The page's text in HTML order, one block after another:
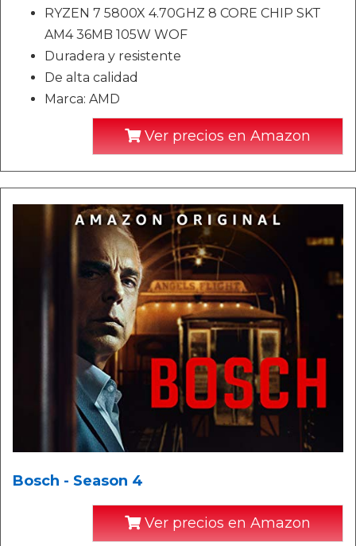
RYZEN 7 5800X 4.70GHZ 8 CORE CHIP SKT
AM4 36MB 105W WOF
Duradera y resistente
De alta calidad
Marca: AMD
Ver precios en Amazon
Bosch - Season 4
Ver precios en Amazon